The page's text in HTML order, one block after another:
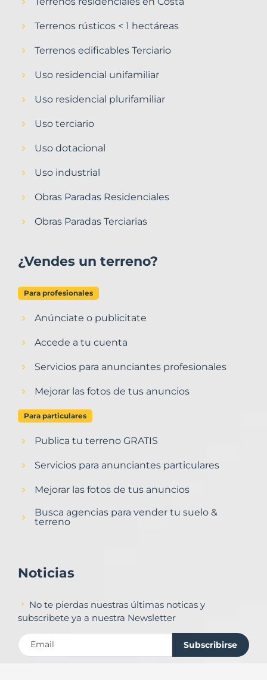
Terrenos rústicos < 1 hectáreas
Terrenos edificables Terciario
Uso residencial unifamiliar
Uso residencial plurifamiliar
Uso terciario
Uso dotacional
Uso industrial
Obras Paradas Residenciales
Obras Paradas Terciarias
¿Vendes un terreno?
Para profesionales
Anúnciate o publicitate
Accede a tu cuenta
Servicios para anunciantes profesionales
Mejorar las fotos de tus anuncios
Para particulares
Publica tu terreno GRATIS
Servicios para anunciantes particulares
Mejorar las fotos de tus anuncios
Busca agencias para vender tu suelo &
terreno
Noticias
No te pierdas nuestras últimas noticas y
subscribete ya a nuestra Newsletter
Subscribirse